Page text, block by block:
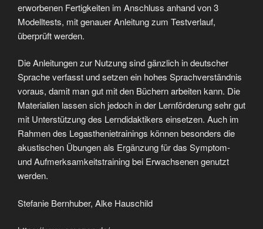
erworbenen Fertigkeiten im Anschluss anhand von 3
Modelltests, mit genauer Anleitung zum Testverlauf,
überprüft werden.
Die Anleitungen zur Nutzung sind gänzlich in deutscher
Sprache verfasst und setzen ein hohes Sprachverständnis
voraus, damit man gut mit den Büchern arbeiten kann. Die
Materialien lassen sich jedoch in der Lernförderung sehr gut
mit Unterstützung des Lerndidaktikers einsetzen. Auch im
Rahmen des Legasthenietrainings können besonders die
akustischen Übungen als Ergänzung für das Symptom-
und Aufmerksamkeitstraining bei Erwachsenen genutzt
werden.
Stefanie Bernhuber, Alke Hauschild